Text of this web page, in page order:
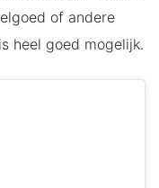
of andere
heel goed mogelijk.